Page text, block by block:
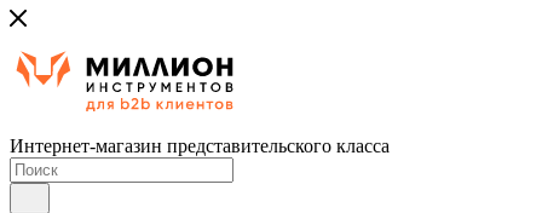
Интернет-магазин представительского класса